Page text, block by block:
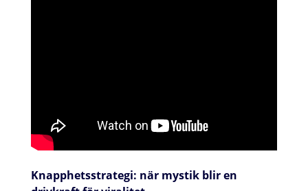
Knapphetsstrategi: när mystik blir en